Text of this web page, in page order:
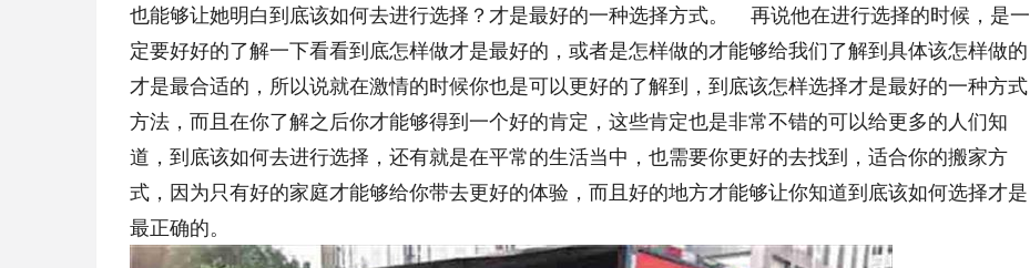
也能够让她明白到底该如何去进行选择？才是最好的一种选择方式。 再说他在进行选择的时候，是一
定要好好的了解一下看看到底怎样做才是最好的，或者是怎样做的才能够给我们了解到具体该怎样做的
才是最合适的，所以说就在激情的时候你也是可以更好的了解到，到底该怎样选择才是最好的一种方式
方法，而且在你了解之后你才能够得到一个好的肯定，这些肯定也是非常不错的可以给更多的人们知
道，到底该如何去进行选择，还有就是在平常的生活当中，也需要你更好的去找到，适合你的搬家方
式，因为只有好的家庭才能够给你带去更好的体验，而且好的地方才能够让你知道到底该如何选择才是
最正确的。